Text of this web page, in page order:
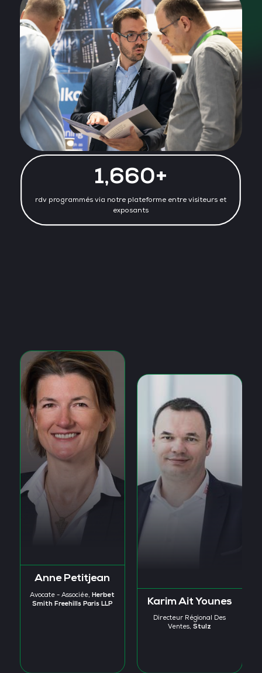
1,660+
rdv programmés via notre plateforme entre visiteurs et
exposants
Anne Petitjean
Avocate - Associée,Herbet
Smith Freehills Paris LLP
Karim Ait Younes
Directeur Régional Des
Ventes,Stulz